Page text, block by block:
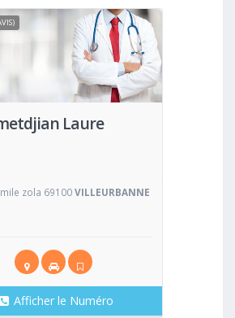
Laure
Voir
zola 69100VILLEURBANNE
Afficher le Numéro